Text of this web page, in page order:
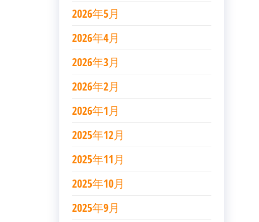
2026年5月
2026年4月
2026年3月
2026年2月
2026年1月
2025年12月
2025年11月
2025年10月
2025年9月